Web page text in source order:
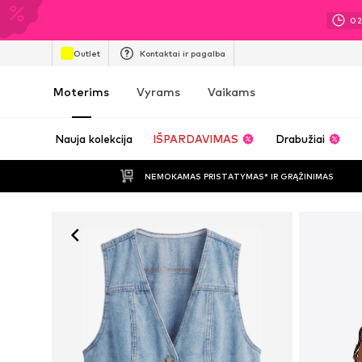
02
Outlet Kontaktai ir pagalba
Moterims Vyrams Vaikams
Nauja kolekcija IŠPARDAVIMAS Drabužiai
NEMOKAMAS PRISTATYMAS* IR GRĄŽINIMAS